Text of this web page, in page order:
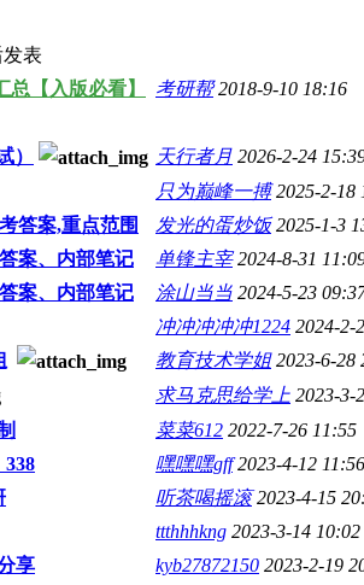
表
【入版必看】 考研帮 2018-9-10 18:16
） 天行者月 2026-2-24
只为巅峰一搏 2025-2-18
答案,重点范围 发光的蛋炒饭 2025-1-3
案、内部笔记 单锋主宰 2024-8-31
案、内部笔记 涂山当当 2024-5-23
冲冲冲冲冲1224 2024-2-
教育技术学姐 2023-6-28
求马克思给学上 2023-3-
菜菜612 2022-7-26 11:55
嘿嘿嘿gff 2023-4-12 11:56
听茶喝摇滚 2023-4-15
ttthhhkng 2023-3-14 10:02
享 kyb27872150 2023-2-19